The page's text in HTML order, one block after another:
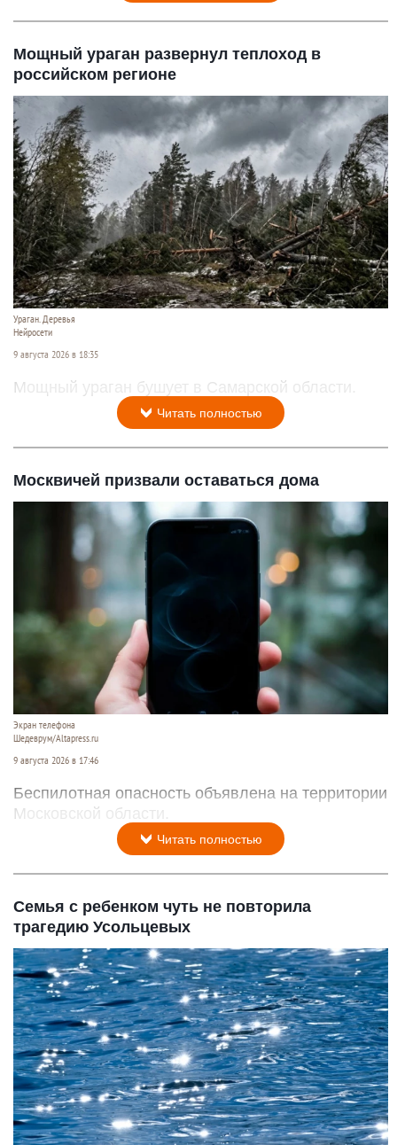
Мощный ураган развернул теплоход в
российском регионе
Ураган. Деревья
Нейросети
9 августа 2026 в 18:35
Мощный ураган бушует в Самарской области.
Читать полностью
Москвичей призвали оставаться дома
Экран телефона
Шедеврум/Altapress.ru
9 августа 2026 в 17:46
Беспилотная опасность объявлена на территории
Московской области.
Читать полностью
Семья с ребенком чуть не повторила
трагедию Усольцевых